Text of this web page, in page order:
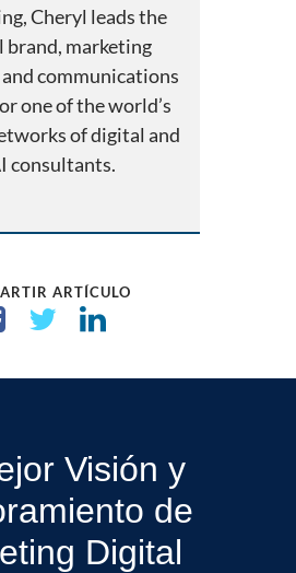
Cheryl leads the
brand, marketing
communications
one of the world’s
of digital and
consultants.
ARTÍCULO
Visión y
de
Digital